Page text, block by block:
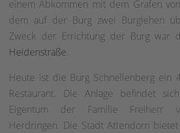
einem Abkommen mit dem Grafen
dem auf der Burg zwei Burglehen
Zweck der Errichtung der Burg war
Heidenstraße.
Heute ist die Burg Schnellenberg ein
Restaurant. Die Anlage befindet
Eigentum der Familie Freiherr
Herdringen. Die Stadt Attendorn